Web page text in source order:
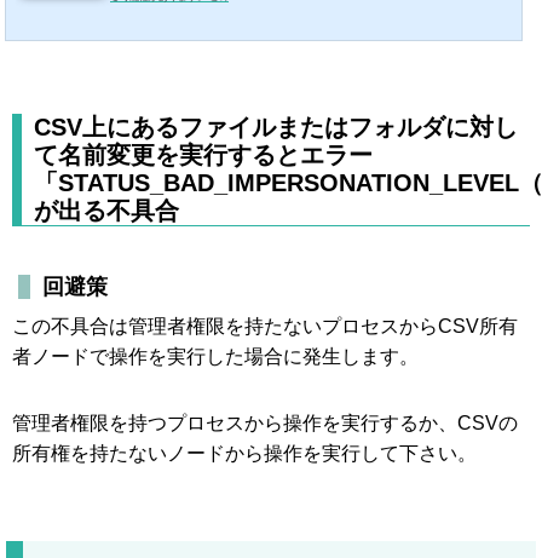
CSV上にあるファイルまたはフォルダに対し
て名前変更を実行するとエラー
「STATUS_BAD_IMPERSONATION_LEVEL
が出る不具合
回避策
この不具合は管理者権限を持たないプロセスからCSV所有
者ノードで操作を実行した場合に発生します。
管理者権限を持つプロセスから操作を実行するか、CSVの
所有権を持たないノードから操作を実行して下さい。